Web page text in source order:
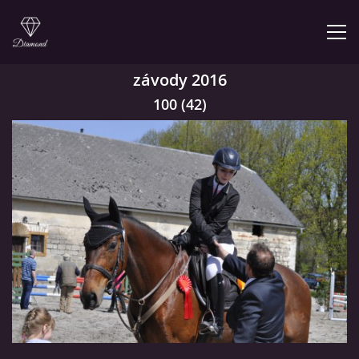
NABÍZÍME
PRODEJNA JEZDECKÝCH POTŘEB
FOTOALBUM
KONTAKT
KONĚ JK MIRA
závody 2016
100 (42)